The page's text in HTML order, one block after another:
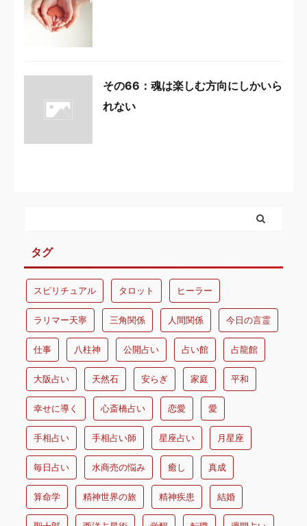
その66：魂は楽しむ方向にしかいら
れない
タグ
スピリチュアル タロット ヒーラー
ラリマー天寧 三角関係 人間関係 今日の言霊
仕事 八柱神 公開占い 占い館 占龍館
大阪占い 天然石 安らぎ 家庭 平和
幸せに導く 心斎橋占い 恋愛 愛
手相占い 手相占い師 星座占い 月星座
毎日占い 水商売の悩み 癒し 真成
算命学 精神世界の旅 精神疾患 結婚